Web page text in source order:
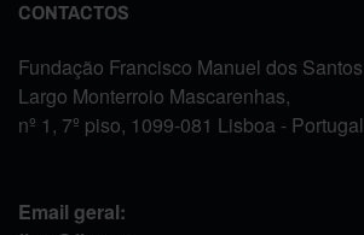
CONTACTOS
Fundação Francisco Manuel dos Santos
Largo Monterroio Mascarenhas,
nº 1, 7º piso, 1099-081 Lisboa - Portugal
Email geral: